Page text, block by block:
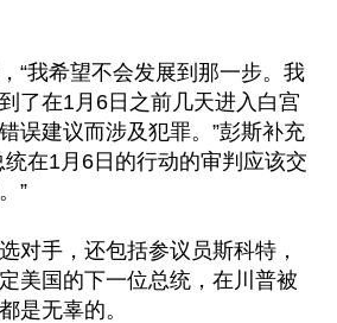
“我希望不会发展到那一步。我
了在1月6日之前几天进入白宫
误建议而涉及犯罪。”彭斯补充
统在1月6日的行动的审判应该交
”
对手，还包括参议员斯科特，
美国的下一位总统，在川普被
是无辜的。